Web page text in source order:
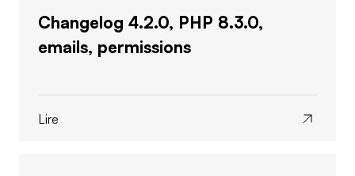
Changelog 4.2.0, PHP 8.3.0,
emails, permissions
Lire